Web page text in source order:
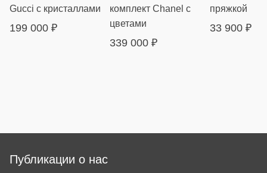
Gucci с кристаллами
199 000 ₽
комплект Chanel с
цветами
339 000 ₽
пряжкой
33 900 ₽
Публикации о нас